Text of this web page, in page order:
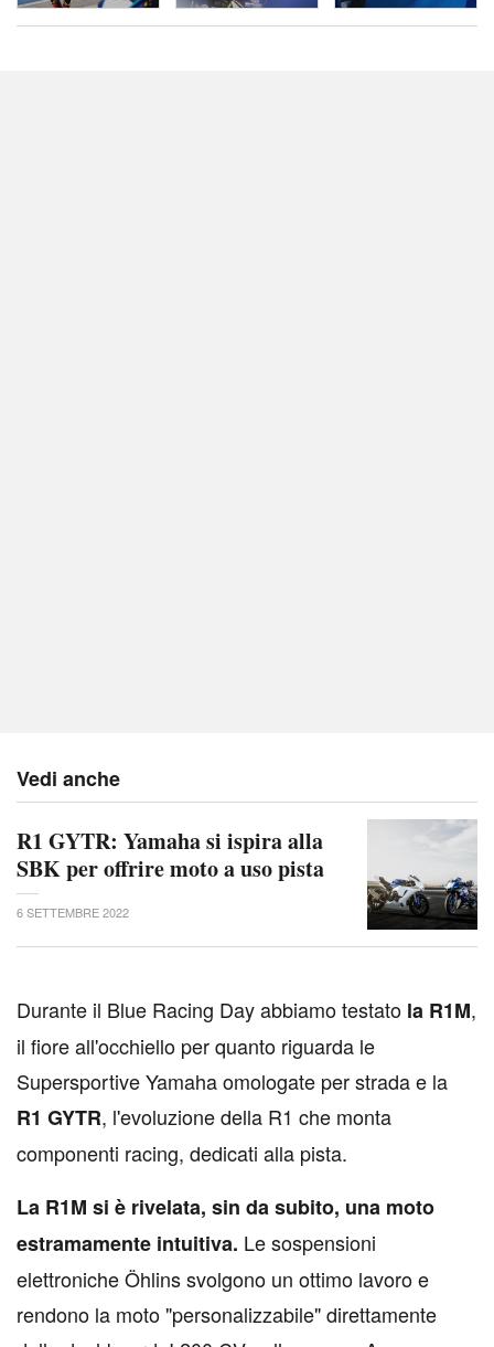
Vedi anche
R1 GYTR: Yamaha si ispira alla
SBK per offrire moto a uso pista
6 SETTEMBRE 2022
Durante il Blue Racing Day abbiamo testato la R1M,
il fiore all'occhiello per quanto riguarda le
Supersportive Yamaha omologate per strada e la
R1 GYTR, l'evoluzione della R1 che monta
componenti racing, dedicati alla pista.
La R1M si è rivelata, sin da subito, una moto
estramamente intuitiva. Le sospensioni
elettroniche Öhlins svolgono un ottimo lavoro e
rendono la moto "personalizzabile" direttamente